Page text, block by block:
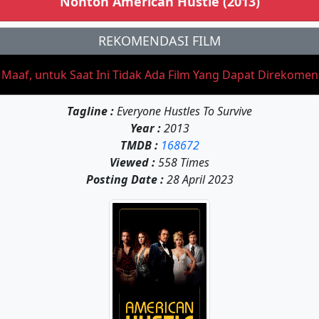
REKOMENDASI FILM
untuk Saat Ini Tidak Ada Film Yang Dapat
Tagline :Everyone Hustles To Survive
Year :2013
TMDB : 168672
Viewed :558 Times
Posting Date :28 April 2023